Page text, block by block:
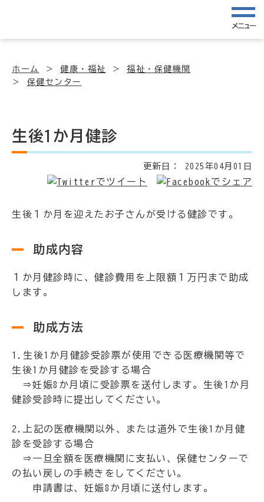
メニュー
ホーム 健康・福祉
福祉・保健機関
保健センター
生後1か月健診
更新日： 2025年04月01日
生後１か月を迎えたお子さんが受ける健診です。
助成内容
１か月健診時に、健診費用を上限額１万円まで助成
します。
助成方法
1.生後1か月健診受診票が使用できる医療機関等で
生後1か月健診を受診する場合
⇒妊娠8か月頃に受診票を送付します。生後1か月
健診受診時に提出してください。
2.上記の医療機関以外、または道外で生後1か月健
診を受診する場合
⇒一旦全額を医療機関に支払い、保健センターで
の払い戻しの手続きをしてください。
申請書は、妊娠8か月頃に送付します。